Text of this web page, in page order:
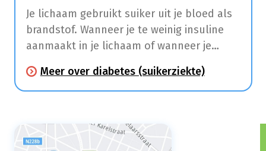
Je lichaam gebruikt suiker uit je bloed als
brandstof. Wanneer je te weinig insuline
aanmaakt in je lichaam of wanneer je
beschikbare insuline gaat je lichaam geen
of onvoldoende suiker opnemen uit je
bloed blijft.
Meer over diabetes (suikerziekte)